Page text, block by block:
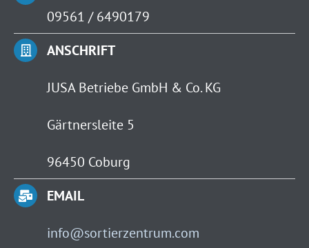
09561 / 6490179
ANSCHRIFT
JUSA Betriebe GmbH & Co. KG
Gärtnersleite 5
96450 Coburg
EMAIL
info@sortierzentrum.com